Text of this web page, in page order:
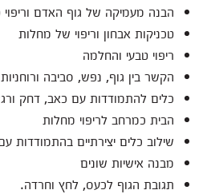
הבנה מעמיקה של גוף האדם וריפוי
טכניקות אבחון וריפוי של מחלות
ריפוי טבעי והחלמה
הקשר בין גוף, נפש, סביבה ורוחניות
כלים להתמודדות עם כאב, דחק
הבית כמרחב לריפוי מחלות
שילוב כלים יצירתיים בהתמודדות
מבנה אישיות שונים
תגובת הגוף לכעס, לחץ וחרדה.